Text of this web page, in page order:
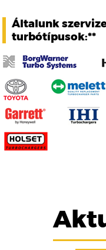
Általunk
turbótípusok:**